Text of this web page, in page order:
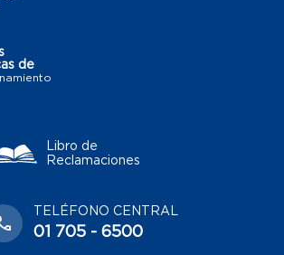
de
Libro de
Reclamaciones
TELÉFONO CENTRAL
01 705 - 6500